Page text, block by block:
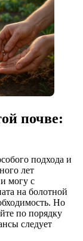
почве:
подхода и
лет
могу с
на болотной
Но
по порядку
следует